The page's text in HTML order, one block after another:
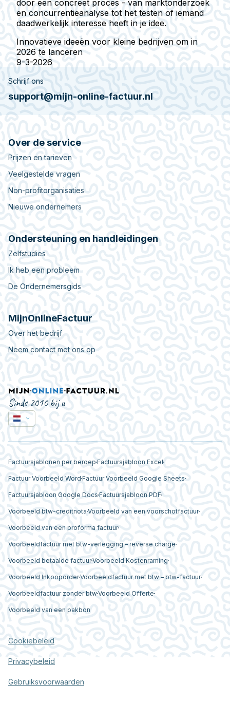
door een concreet proces - van marktonderzoek
en concurrentieanalyse tot het testen of iemand
daadwerkelijk interesse heeft in je idee.
Innovatieve ideeën voor kleine bedrijven om in
2026 te lanceren
9-3-2026
Schrijf ons
support@mijn-online-factuur.nl
Over de service
Prijzen en tarieven
Veelgestelde vragen
Non-profitorganisaties
Nieuwe ondernemers
Ondersteuning en handleidingen
Zelfstudies
Ik heb een probleem
De Ondernemersgids
MijnOnlineFactuur
Over het bedrijf
Neem contact met ons op
Sinds 2010 bij u
Factuursjablonen per beroep Factuursjabloon Excel
Factuur Voorbeeld Word Factuur Voorbeeld Google Sheets
Factuursjabloon Google Docs Factuursjabloon PDF
Voorbeeld btw-creditnota Voorbeeld van een voorschotfactuur
Voorbeeld van een proforma factuur
Voorbeeldfactuur met btw-verlegging – reverse charge
Voorbeeld betaalde factuurVoorbeeld Kostenraming
Voorbeeld InkooporderVoorbeeldfactuur met btw – btw-factuur
Voorbeeldfactuur zonder btwVoorbeeld Offerte
Voorbeeld van een pakbon
Cookiebeleid
Privacybeleid
Gebruiksvoorwaarden